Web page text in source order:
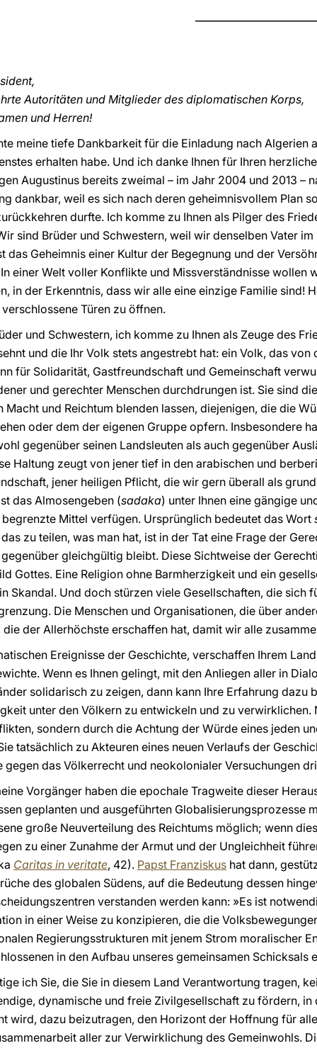
Autoritäten und Mitglieder des diplomatischen Korps,
und Herren!
meine tiefe Dankbarkeit für die Einladung nach Algerien
erhalten habe. Und ich danke Ihnen für Ihren
Augustinus bereits zweimal – im Jahr 2004 und 2013 –
dankbar, weil es sich nach deren geheimnisvollem Plan
durfte. Ich komme zu Ihnen als Pilger des
sind Brüder und Schwestern, weil wir denselben Vater
das Geheimnis einer Kultur der Begegnung und der
einer Welt voller Konflikte und Missverständnisse wollen
in der Erkenntnis, dass wir alle eine einzige Familie sind!
Türen zu öffnen.
und Schwestern, ich komme zu Ihnen als Zeuge des
und die Ihr Volk stets angestrebt hat: ein Volk, das
für Solidarität, Gastfreundschaft und Gemeinschaft
und gerechter Menschen durchdrungen ist. Sie sind
Macht und Reichtum blenden lassen, diejenigen, die die
oder dem der eigenen Gruppe opfern. Insbesondere
gegenüber seinen Landsleuten als auch gegenüber
Haltung zeugt von jener tief in den arabischen und
jener heiligen Pflicht, die wir gern überall als
das Almosengeben (sadaka) unter Ihnen eine gängige
begrenzte Mittel verfügen. Ursprünglich bedeutet das Wort
zu teilen, was man hat, ist in der Tat eine Frage der
gleichgültig bleibt. Diese Sichtweise der
Gottes. Eine Religion ohne Barmherzigkeit und ein
Skandal. Und doch stürzen viele Gesellschaften, die
Die Menschen und Organisationen, die über
die der Allerhöchste erschaffen hat, damit wir alle
Ereignisse der Geschichte, verschaffen Ihrem
Wenn es Ihnen gelingt, mit den Anliegen aller in
solidarisch zu zeigen, dann kann Ihre Erfahrung dazu
unter den Völkern zu entwickeln und zu
sondern durch die Achtung der Würde eines jeden
tatsächlich zu Akteuren eines neuen Verlaufs der
gegen das Völkerrecht und neokolonialer Versuchungen
Vorgänger haben die epochale Tragweite dieser
geplanten und ausgeführten Globalisierungsprozesse
große Neuverteilung des Reichtums möglich; wenn
zu einer Zunahme der Armut und der Ungleichheit
Caritas in veritate, 42). Papst Franziskus hat dann,
des globalen Südens, auf die Bedeutung dessen
verstanden werden kann: »Es ist
in einer Weise zu konzipieren, die die
Regierungsstrukturen mit jenem Strom moralischer
in den Aufbau unseres gemeinsamen Schicksals
ich Sie, die Sie in diesem Land Verantwortung tragen,
dynamische und freie Zivilgesellschaft zu fördern,
wird, dazu beizutragen, den Horizont der Hoffnung für
aller zur Verwirklichung des Gemeinwohls.